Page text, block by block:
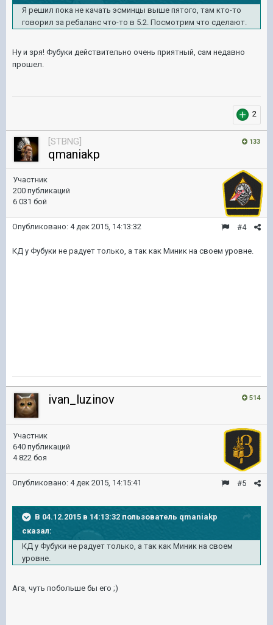
Я решил пока не качать эсминцы выше пятого, там кто-то
говорил за ребаланс что-то в 5.2. Посмотрим что сделают.
Ну и зря! Фубуки действительно очень приятный, сам недавно
прошел.
2
133
[STBNG]
qmaniakp
Участник
200 публикаций
6 031 бой
#4
Опубликовано: 4 дек 2015, 14:13:32
КД у Фубуки не радует только, а так как Миник на своем уровне.
514
ivan_luzinov
Участник
640 публикаций
4 822 боя
#5
Опубликовано: 4 дек 2015, 14:15:41
В 04.12.2015 в 14:13:32 пользователь qmaniakp
сказал:
КД у Фубуки не радует только, а так как Миник на своем
уровне.
Ага, чуть побольше бы его ;)